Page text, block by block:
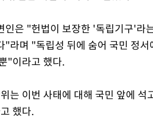
인은 "헌법이 보장한 '독립기구'라
"라며 "독립성 뒤에 숨어 국민 정
"이라고 했다.
는 이번 사태에 대해 국민 앞에
했다.